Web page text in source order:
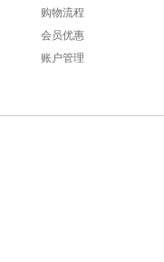
购物流程
会员优惠
账户管理